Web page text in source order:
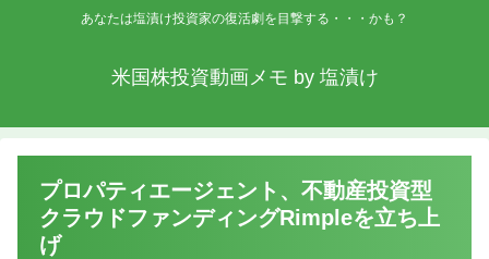
あなたは塩漬け投資家の復活劇を目撃する・・・かも？
米国株投資動画メモ by 塩漬け
プロパティエージェント、不動産投資型
クラウドファンディングRimpleを立ち上
げ